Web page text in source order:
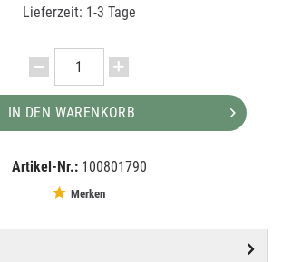
Lieferzeit: 1-3 Tage
IN DEN WARENKORB
Artikel-Nr.: 100801790
Merken